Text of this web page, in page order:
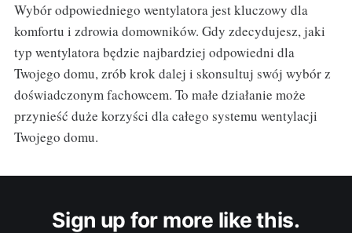
Wybór odpowiedniego wentylatora jest kluczowy dla
komfortu i zdrowia domowników. Gdy zdecydujesz, jaki
typ wentylatora będzie najbardziej odpowiedni dla
Twojego domu, zrób krok dalej i skonsultuj swój wybór z
doświadczonym fachowcem. To małe działanie może
przynieść duże korzyści dla całego systemu wentylacji
Twojego domu.
Sign up for more like this.